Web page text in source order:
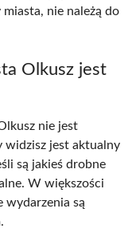
nie należą do
Olkusz jest
nie jest
widzisz jest aktualny
są jakieś drobne
W większości
wydarzenia są